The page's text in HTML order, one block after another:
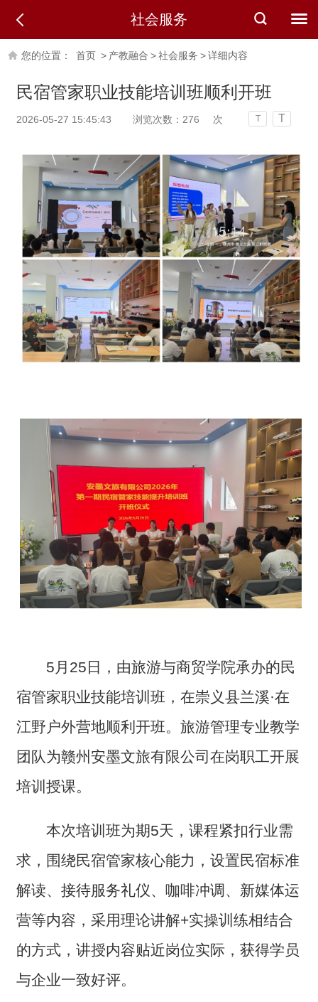
社会服务
您的位置： 首页 > 产教融合 >社会服务 >详细内容
民宿管家职业技能培训班顺利开班
2026-05-27 15:45:43 浏览次数： 276 次 T T
5月25日，由旅游与商贸学院承办的民
宿管家职业技能培训班，在崇义县兰溪·在
江野户外营地顺利开班。旅游管理专业教学
团队为赣州安墨文旅有限公司在岗职工开展
培训授课。
本次培训班为期5天，课程紧扣行业需
求，围绕民宿管家核心能力，设置民宿标准
解读、接待服务礼仪、咖啡冲调、新媒体运
营等内容，采用理论讲解+实操训练相结合
的方式，讲授内容贴近岗位实际，获得学员
与企业一致好评。